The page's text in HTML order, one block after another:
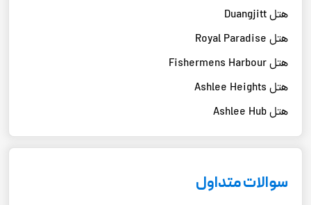
هتل Duangjitt
هتل Royal Paradise
هتل Fishermens Harbour
هتل Ashlee Heights
هتل Ashlee Hub
سوالات متداول